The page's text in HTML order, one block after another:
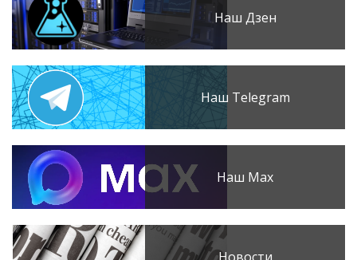
Наш Дзен
Наш Telegram
Наш Max